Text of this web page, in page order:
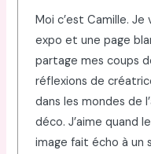
Moi c’est Camille.
expo et une page
partage mes coups
réflexions de
dans les mondes de
déco. J’aime quand
image fait écho à un